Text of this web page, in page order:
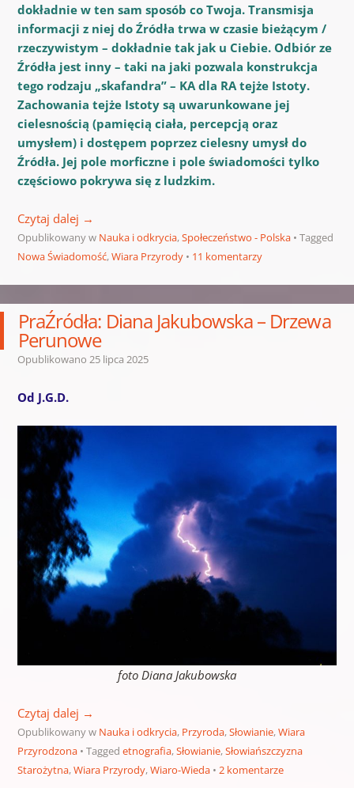
dokładnie w ten sam sposób co Twoja. Transmisja
informacji z niej do Źródła trwa w czasie bieżącym /
rzeczywistym – dokładnie tak jak u Ciebie. Odbiór ze
Źródła jest inny – taki na jaki pozwala konstrukcja
tego rodzaju „skafandra” – KA dla RA tejże Istoty.
Zachowania tejże Istoty są uwarunkowane jej
cielesnością (pamięcią ciała, percepcją oraz
umysłem) i dostępem poprzez cielesny umysł do
Źródła. Jej pole morficzne i pole świadomości tylko
częściowo pokrywa się z ludzkim.
Czytaj dalej →
Opublikowany w Nauka i odkrycia,Społeczeństwo - Polska
Tagged
Nowa Świadomość,Wiara Przyrody 11 komentarzy
PraŹródła: Diana Jakubowska – Drzewa
Perunowe
Opublikowano 25 lipca 2025
Od J.G.D.
foto Diana Jakubowska
Czytaj dalej →
Opublikowany w Nauka i odkrycia, Przyroda,Słowianie,Wiara
Przyrodzona
Tagged etnografia,Słowianie,Słowiańszczyzna
Starożytna,Wiara Przyrody,Wiaro-Wieda 2 komentarze